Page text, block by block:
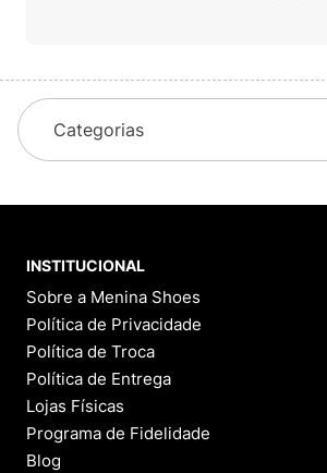
Categorias
INSTITUCIONAL
Sobre a Menina Shoes
Política de Privacidade
Política de Troca
Política de Entrega
Lojas Físicas
Programa de Fidelidade
Blog